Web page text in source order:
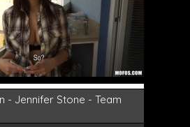
- Jennifer Stone - Team